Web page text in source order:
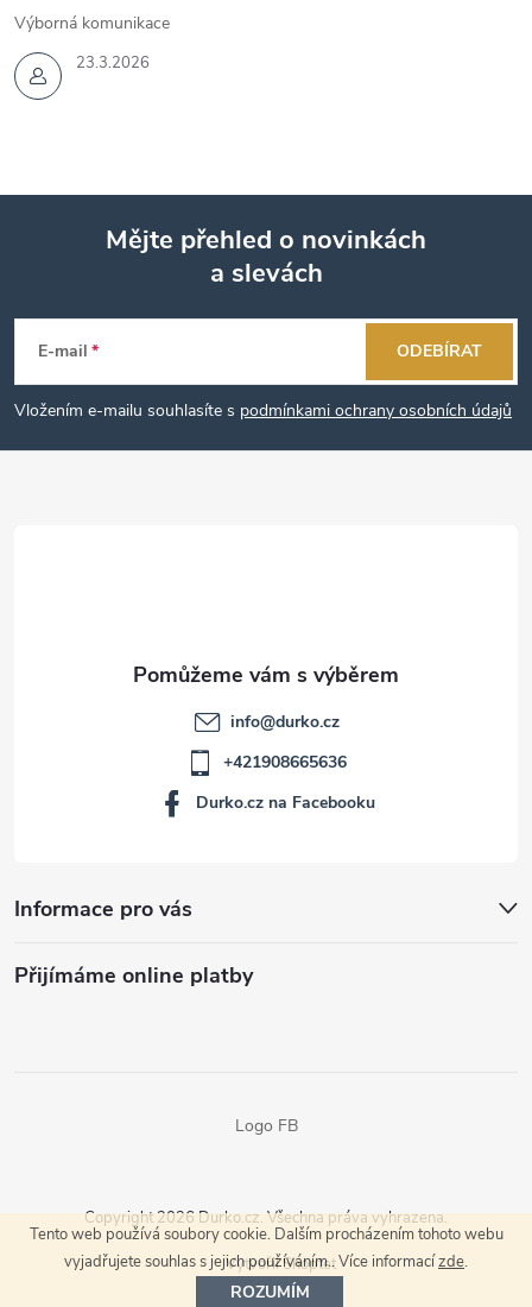
Tento web používá soubory cookie. Dalším procházením tohoto webu
vyjadřujete souhlas s jejich používáním.. Více informacízde.
ROZUMÍM
23.3.2026
Výborná komunikace
p
a
Mějte přehled o novinkách
a slevách
E-mail
Vložením e-mailu souhlasíte s podmínkami ochrany osobních údajů
ODEBÍRAT
Informace pro vás
Přijímáme online platby
info@durko.cz
+421908665636
Durko.cz na Facebooku
Logo FB
Vytvořil Shoptet
Copyright 2026 Durko.cz. Všechna práva vyhrazena.